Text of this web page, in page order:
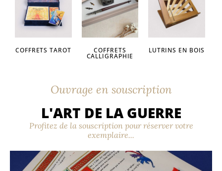
COFFRETS TAROT COFFRETS
CALLIGRAPHIE
LUTRINS EN BOIS
Ouvrage en souscription
L'ART DE LA GUERRE
Profitez de la souscription pour réserver votre
exemplaire...